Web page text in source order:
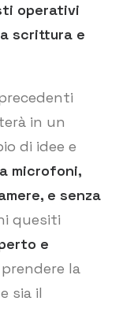
operativi
scrittura e
in un
di idee e
microfoni,
e senza
quesiti
e
la
sia il